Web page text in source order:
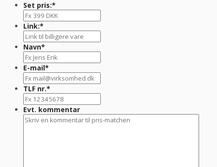
Set pris:*
Link:*
Navn*
E-mail*
TLF nr.*
Evt. kommentar